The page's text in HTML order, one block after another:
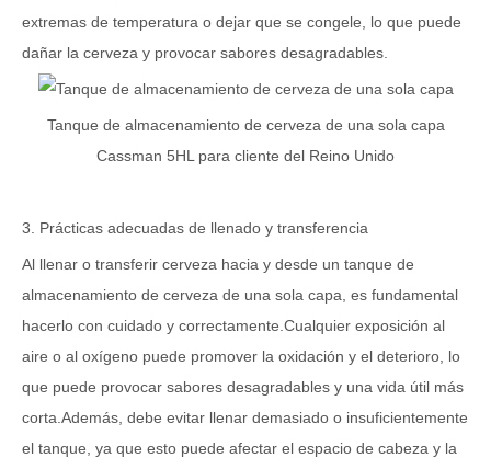
extremas de temperatura o dejar que se congele, lo que puede
dañar la cerveza y provocar sabores desagradables.
Tanque de almacenamiento de cerveza de una sola capa
Cassman 5HL para cliente del Reino Unido
3. Prácticas adecuadas de llenado y transferencia
Al llenar o transferir cerveza hacia y desde un tanque de
almacenamiento de cerveza de una sola capa, es fundamental
hacerlo con cuidado y correctamente.Cualquier exposición al
aire o al oxígeno puede promover la oxidación y el deterioro, lo
que puede provocar sabores desagradables y una vida útil más
corta.Además, debe evitar llenar demasiado o insuficientemente
el tanque, ya que esto puede afectar el espacio de cabeza y la